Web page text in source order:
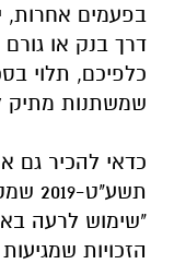
בפעמים אחרות,
דרך בנק או
כלפיכם, תלוי
שמשתנות מתיק
כדאי להכיר גם
"שימוש לרעה
הזכויות